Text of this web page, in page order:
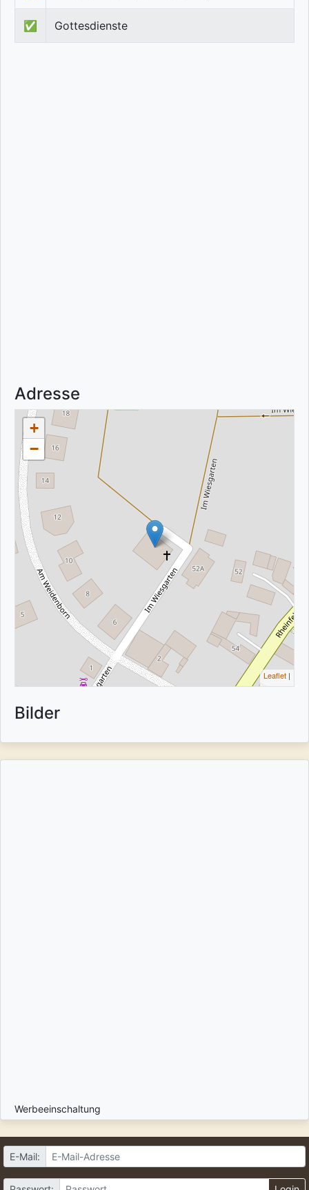
✅ Gottesdienste
Adresse
+
−
Leaflet |
Bilder
Werbeeinschaltung
E-Mail: